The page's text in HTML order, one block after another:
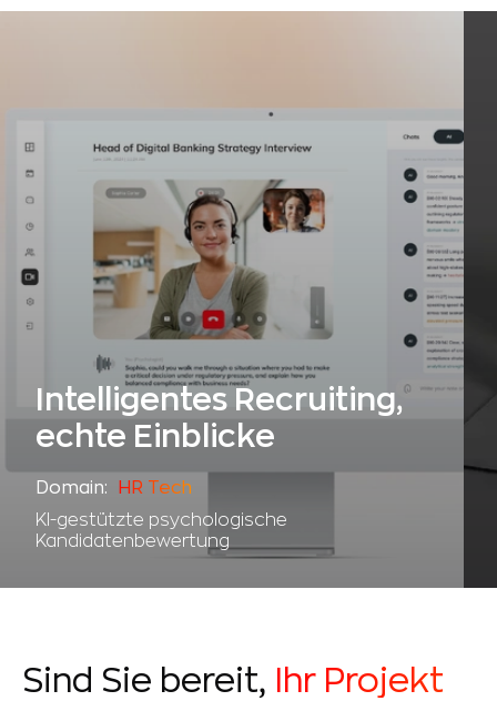
Intelligentes Recruiting,
echte Einblicke
Domain:
HR Tech
KI-gestützte psychologische
Kandidatenbewertung
Sind Sie bereit,
Ihr Projekt